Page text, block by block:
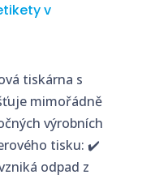
v
tiskárna s
mimořádně
výrobních
tisku: ✔️
odpad z